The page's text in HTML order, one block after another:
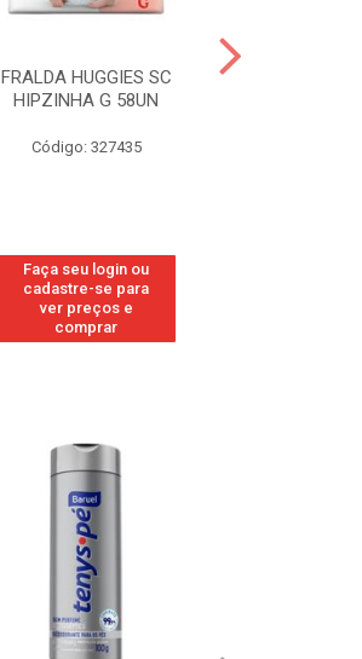
FRALDA HUGGIES SC
HIPZINHA G 58UN
Código: 327435
Faça seu login ou
cadastre-se para
ver preços e
comprar